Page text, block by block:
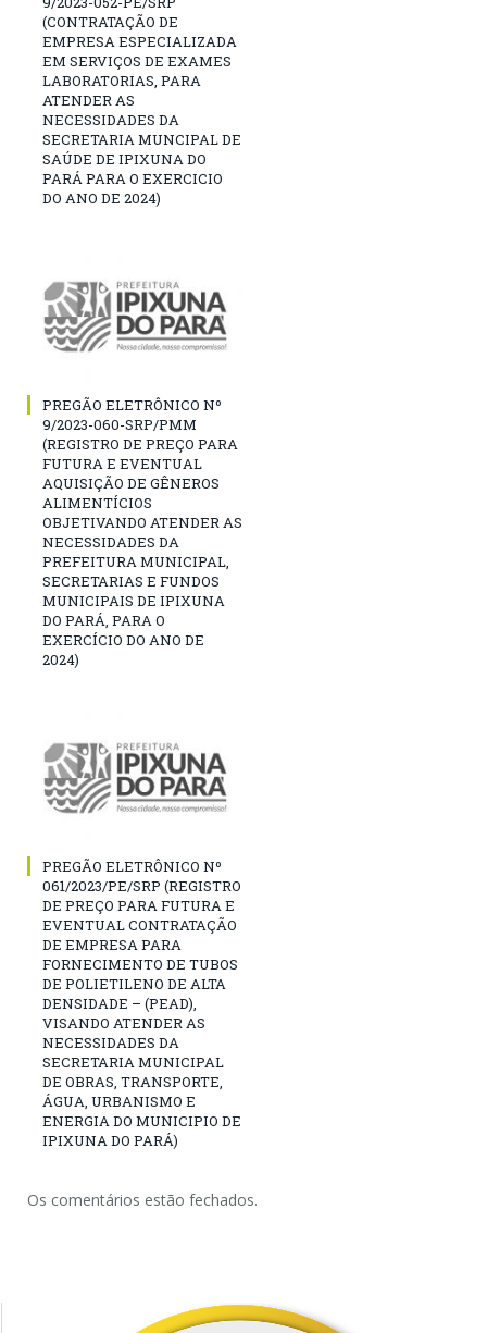
(CONTRATAÇÃO DE
EMPRESA ESPECIALIZADA
EM SERVIÇOS DE EXAMES
LABORATORIAS, PARA
ATENDER AS
NECESSIDADES DA
SECRETARIA MUNCIPAL DE
SAÚDE DE IPIXUNA DO
PARÁ PARA O EXERCICIO
DO ANO DE 2024)
PREGÃO ELETRÔNICO Nº
9/2023-060-SRP/PMM
(REGISTRO DE PREÇO PARA
FUTURA E EVENTUAL
AQUISIÇÃO DE GÊNEROS
ALIMENTÍCIOS
OBJETIVANDO ATENDER AS
NECESSIDADES DA
PREFEITURA MUNICIPAL,
SECRETARIAS E FUNDOS
MUNICIPAIS DE IPIXUNA
DO PARÁ, PARA O
EXERCÍCIO DO ANO DE
2024)
PREGÃO ELETRÔNICO Nº
061/2023/PE/SRP (REGISTRO
DE PREÇO PARA FUTURA E
EVENTUAL CONTRATAÇÃO
DE EMPRESA PARA
FORNECIMENTO DE TUBOS
DE POLIETILENO DE ALTA
DENSIDADE – (PEAD),
VISANDO ATENDER AS
NECESSIDADES DA
SECRETARIA MUNICIPAL
DE OBRAS, TRANSPORTE,
ÁGUA, URBANISMO E
ENERGIA DO MUNICIPIO DE
IPIXUNA DO PARÁ)
Os comentários estão fechados.